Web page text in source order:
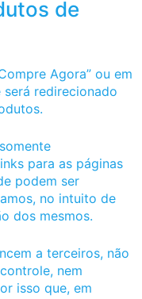
de
Agora” ou em
redirecionado
para as páginas
podem ser
no intuito de
dos mesmos.
a terceiros, não
nem
isso que, em